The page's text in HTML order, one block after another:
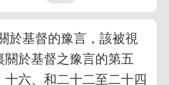
於基督的豫言，該被視
關於基督之豫言的第五
十六、和二十二至二十四